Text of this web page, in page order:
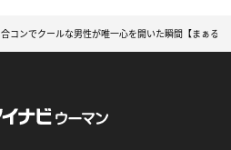
合コンでクールな男性が唯一心を開いた瞬間【まぁる